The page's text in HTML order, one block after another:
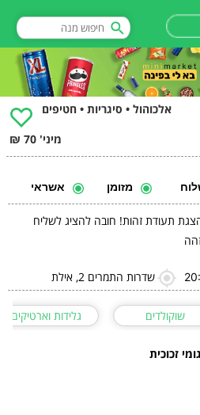
אלכוהול • סיגריות • חטיפים
מיני' 70 ₪
מזומן אשראי
18 ומותנית בהצגת תעודת זהות! חובה להציג לשליח
שדרות התמרים 2, אילת
שוקולדים גלידות וארטיקים
זכוכית